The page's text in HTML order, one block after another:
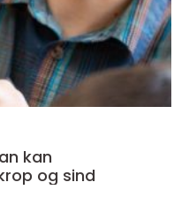
og sind